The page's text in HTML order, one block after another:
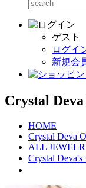
ゲスト
ログイ
新規会
Crystal
HOME
Crystal Deva
ALL
Crystal